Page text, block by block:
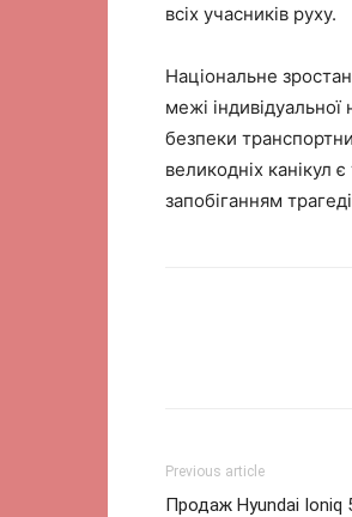
всіх учасників руху.
Національне
межі
безпеки
великодніх канікул
запобіганням
Previous article
Продаж Hyundai Ioniq